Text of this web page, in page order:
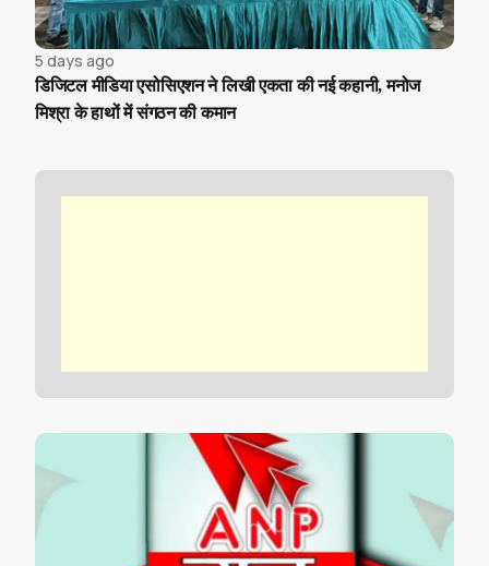
5 days ago
डिजिटल मीडिया एसोसिएशन ने लिखी एकता की नई कहानी, मनोज
मिश्रा के हाथों में संगठन की कमान